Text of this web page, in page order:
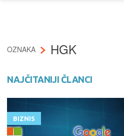
OZNAKA HGK
NAJČITANIJI ČLANCI
BIZNIS